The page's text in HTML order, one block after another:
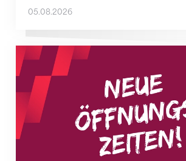
05.08.2026
Neue Empfangszeiten ab 1. August